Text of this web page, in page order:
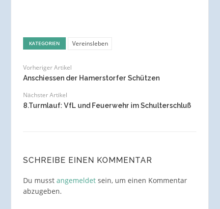
KATEGORIEN Vereinsleben
Vorheriger Artikel
Anschiessen der Hamerstorfer Schützen
Nächster Artikel
8.Turmlauf: VfL und Feuerwehr im Schulterschluß
SCHREIBE EINEN KOMMENTAR
Du musst angemeldetsein, um einen Kommentar
abzugeben.